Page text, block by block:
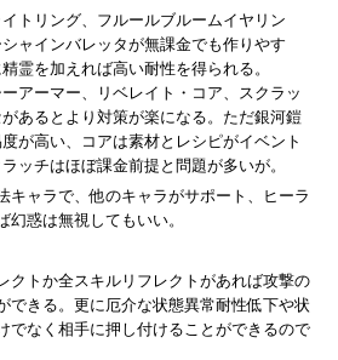
トリング、フルールブルームイヤリン
ャインバレッタが無課金でも作りやす
霊を加えれば高い耐性を得られる。
アーマー、リベレイト・コア、スクラッ
あるとより対策が楽になる。ただ銀河鎧
が高い、コアは素材とレシピがイベント
ッチはほぼ課金前提と問題が多いが。
キャラで、他のキャラがサポート、ヒーラ
幻惑は無視してもいい。
クトか全スキルリフレクトがあれば攻撃の
できる。更に厄介な状態異常耐性低下や状
でなく相手に押し付けることができるので